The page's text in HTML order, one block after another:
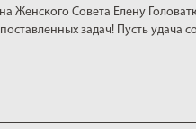
Женского Совета Елену
задач! Пусть удача